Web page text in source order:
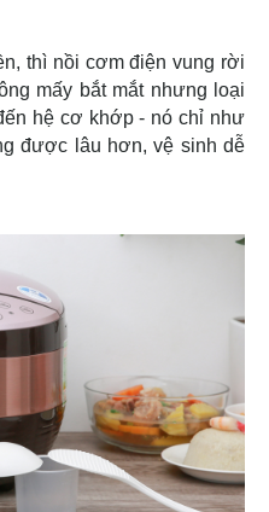
thì nồi cơm điện vung rời
mấy bắt mắt nhưng loại
hệ cơ khớp - nó chỉ như
được lâu hơn, vệ sinh dễ